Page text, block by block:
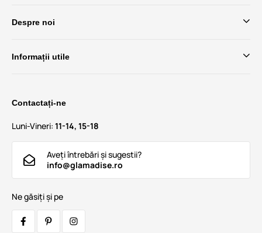
Despre noi
Informații utile
Contactați-ne
Luni-Vineri: 11-14, 15-18
Aveți întrebări și sugestii?
info@glamadise.ro
Ne găsiți și pe